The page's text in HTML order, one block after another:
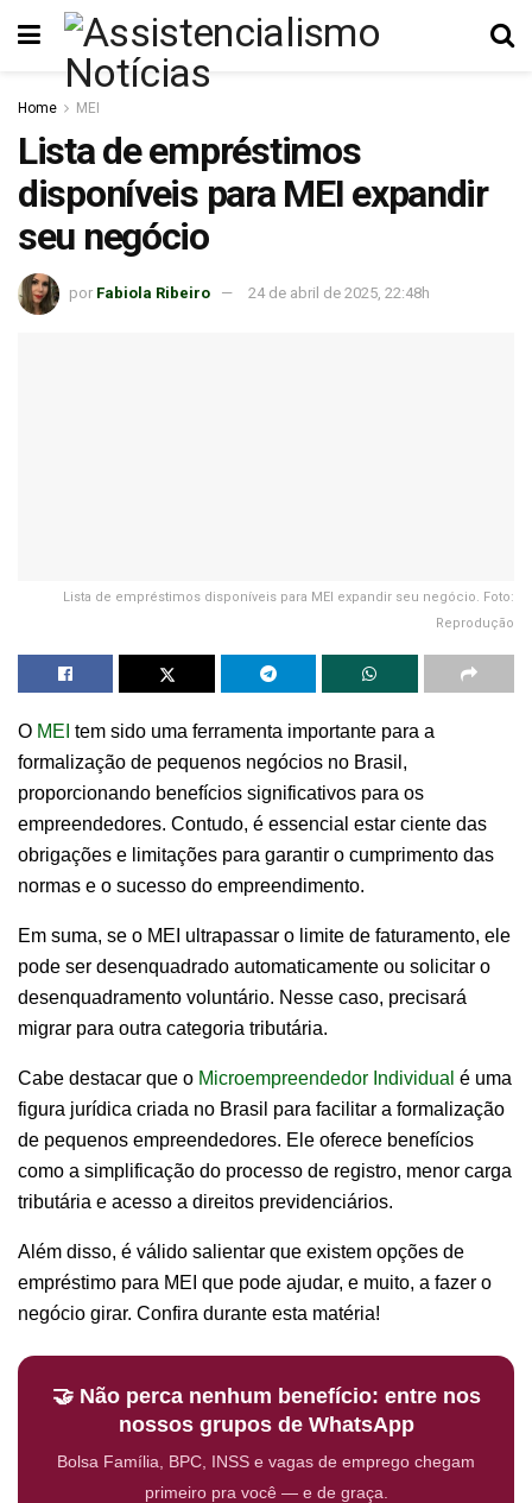
Home MEI
Lista de empréstimos
disponíveis para MEI expandir
seu negócio
por Fabiola Ribeiro 24 de abril de 2025, 22:48h
Lista de empréstimos disponíveis para MEI expandir seu negócio. Foto:
Reprodução
O MEI tem sido uma ferramenta importante para a
formalização de pequenos negócios no Brasil,
proporcionando benefícios significativos para os
empreendedores. Contudo, é essencial estar ciente das
obrigações e limitações para garantir o cumprimento das
normas e o sucesso do empreendimento.
Em suma, se o MEI ultrapassar o limite de faturamento, ele
pode ser desenquadrado automaticamente ou solicitar o
desenquadramento voluntário. Nesse caso, precisará
migrar para outra categoria tributária.
Cabe destacar que o Microempreendedor Individual é uma
figura jurídica criada no Brasil para facilitar a formalização
de pequenos empreendedores. Ele oferece benefícios
como a simplificação do processo de registro, menor carga
tributária e acesso a direitos previdenciários.
Além disso, é válido salientar que existem opções de
empréstimo para MEI que pode ajudar, e muito, a fazer o
negócio girar. Confira durante esta matéria!
🤝 Não perca nenhum benefício: entre nos
nossos grupos de WhatsApp
Bolsa Família, BPC, INSS e vagas de emprego chegam
primeiro pra você — e de graça.